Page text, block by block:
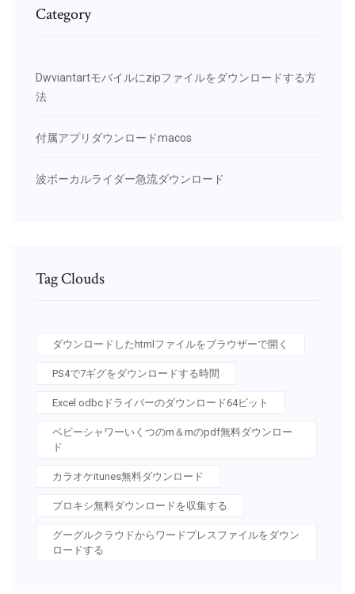
Category
Dwviantartモバイルにzipファイルをダウンロードする方
法
付属アプリダウンロードmacos
波ボーカルライダー急流ダウンロード
Tag Clouds
ダウンロードしたhtmlファイルをブラウザーで開く
PS4で7ギグをダウンロードする時間
Excel odbcドライバーのダウンロード64ビット
ベビーシャワーいくつのm＆mのpdf無料ダウンロー
ド
カラオケitunes無料ダウンロード
プロキシ無料ダウンロードを収集する
グーグルクラウドからワードプレスファイルをダウン
ロードする